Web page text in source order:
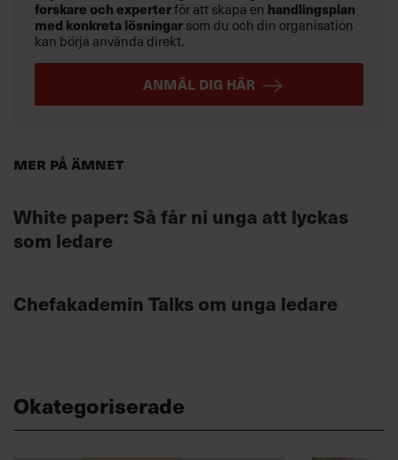
Mer på ämnet
White paper: Så får ni unga att lyckas
som ledare
Chefakademin Talks om unga ledare
forskare och experterför att skapa en handlingsplan
med konkreta lösningarsom du och din organisation
kan börja använda direkt.
ANMÄL DIG HÄR
Okategoriserade